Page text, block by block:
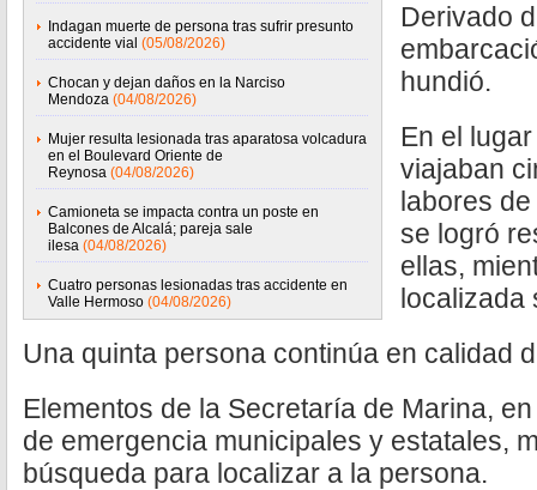
Indagan muerte de persona tras sufrir presunto
accidente vial (05/08/2026)
Chocan y dejan daños en la Narciso
Mendoza (04/08/2026)
Mujer resulta lesionada tras aparatosa volcadura
en el Boulevard Oriente de
Reynosa (04/08/2026)
Camioneta se impacta contra un poste en
Balcones de Alcalá; pareja sale
ilesa (04/08/2026)
Cuatro personas lesionadas tras accidente en
Valle Hermoso (04/08/2026)
Derivado
hundió.
En el
viajaban
labores
se logró
ellas,
localizada
Una quinta persona continúa en calidad
Elementos de la Secretaría de Marina,
de emergencia municipales y estatales,
búsqueda para localizar a la persona.